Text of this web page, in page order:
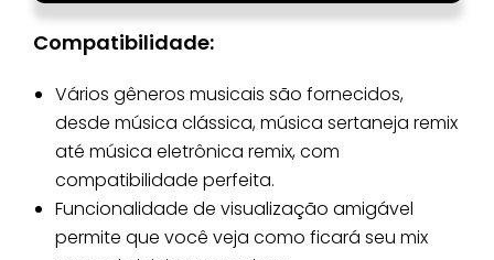
Compatibilidade:
Vários gêneros musicais são fornecidos,
desde música clássica, música sertaneja remix
até música eletrônica remix, com
compatibilidade perfeita.
Funcionalidade de visualização amigável
permite que você veja como ficará seu mix